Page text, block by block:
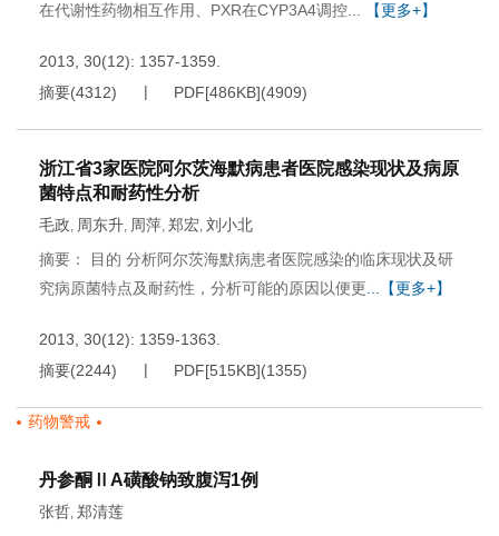
在代谢性药物相互作用、PXR在CYP3A4调控...
【更多+】
2013, 30(12): 1357-1359.
摘要(4312) PDF[486KB](4909)
浙江省3家医院阿尔茨海默病患者医院感染现状及病原
菌特点和耐药性分析
毛政, 周东升, 周萍, 郑宏, 刘小北
摘要： 目的 分析阿尔茨海默病患者医院感染的临床现状及研
究病原菌特点及耐药性，分析可能的原因以便更 ...【更多+】
2013, 30(12): 1359-1363.
摘要(2244) PDF[515KB](1355)
药物警戒
丹参酮ⅡA磺酸钠致腹泻1例
张哲, 郑清莲